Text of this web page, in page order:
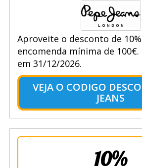
Aproveite o desconto de
encomenda mínima de 100€.
em 31/12/2026.
VEJA O CODIGO
JEANS
10%